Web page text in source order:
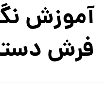
آموزش
فرش